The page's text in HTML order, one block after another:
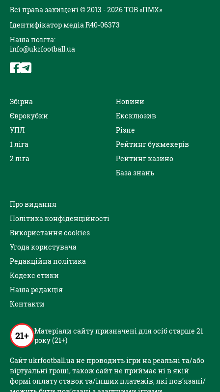
Всі права захищені © 2013 - 2026 ТОВ «ПМХ»
Ідентифікатор медіа R40-06373
Наша пошта:
info@ukrfootball.ua
Збірна
Єврокубки
УПЛ
1 ліга
2 ліга
Новини
Ексклюзив
Різне
Рейтинг букмекерів
Рейтинг казино
База знань
Про видання
Політика конфіденційності
Використання cookies
Угода користувача
Редакційна політика
Кодекс етики
Наша редакція
Контакти
21+ Матеріали сайту призначені для осіб старше 21
року (21+)
Сайт ukrfootball.ua не проводить ігри на реальні та/або
віртуальні гроші, також сайт не приймає ні в якій
формі оплату ставок та/інших платежів, які пов’язані/